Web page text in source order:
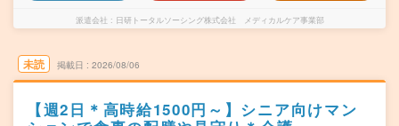
派遣会社 日研トータルソーシング株式会社 メディカルケア事業部
未読 掲載日 2026/08/06
【週2日＊高時給1500円～】シニア向けマン